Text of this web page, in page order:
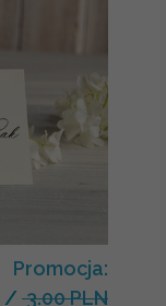
Promocja:
/ 3.00 PLN